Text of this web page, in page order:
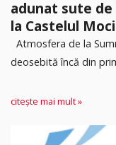
adunat sute
la Castelul
Atmosfera de la
deosebită încă din
citește mai mult »